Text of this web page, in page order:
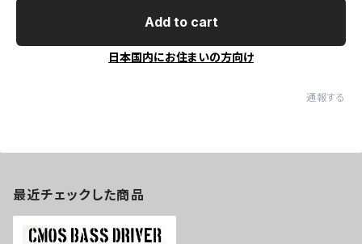
Add to cart
日本国内にお住まいの方向け
通報する
最近チェックした商品